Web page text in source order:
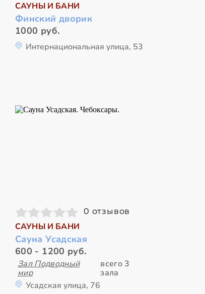
САУНЫ И БАНИ
Финский дворик
1000 руб.
Интернациональная улица, 53
0 отзывов
САУНЫ И БАНИ
Сауна Усадская
600 - 1200 руб.
Зал Подводный
мир
всего 3
зала
Усадская улица, 76